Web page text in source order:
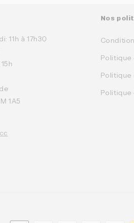
11h à 17h30
1A5
Nos